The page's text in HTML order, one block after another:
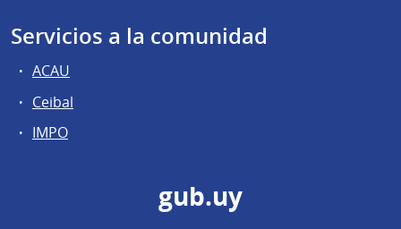
Servicios a la comunidad
ACAU
Ceibal
IMPO
gub.uy